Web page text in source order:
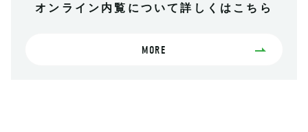
オンライン内覧について詳しくはこちら
MORE